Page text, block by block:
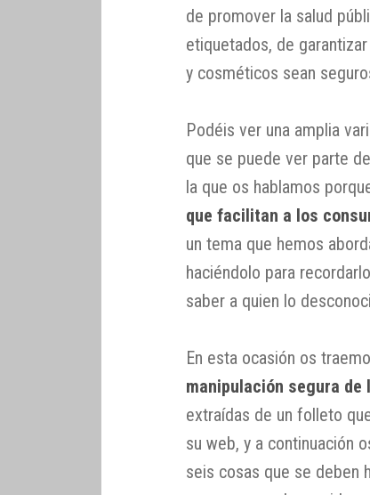
de promover la salud
etiquetados, de
y cosméticos sean
Podéis ver una amplia
que se puede ver parte
la que os hablamos
que facilitan a los
un tema que hemos
haciéndolo para
saber a quien lo
En esta ocasión os
manipulación segura
extraídas de un folleto
su web, y a continuación
seis cosas que se deben